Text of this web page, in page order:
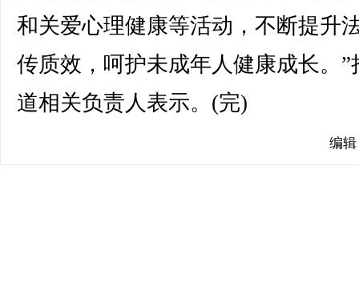
和关爱心理健康等活动，不断提升
传质效，呵护未成年人健康成长。”
道相关负责人表示。(完)
编